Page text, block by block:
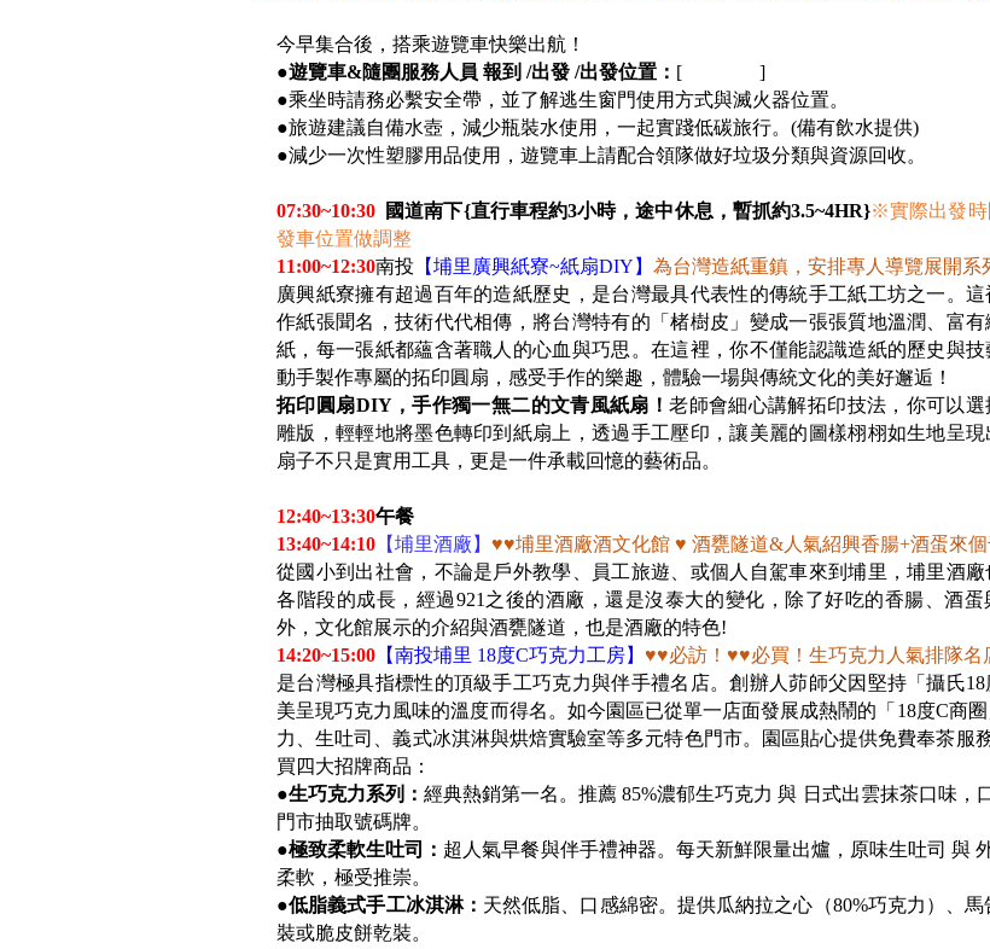
今早集合後，搭乘遊覽車快樂出航！
●遊覽車&隨團服務人員 報到 /出發 /出發位置： [ ]
●乘坐時請務必繫安全帶，並了解逃生窗門使用方式與滅火器位置。
●旅遊建議自備水壺，減少瓶裝水使用，一起實踐低碳旅行。(備有飲水提供)
●減少一次性塑膠用品使用，遊覽車上請配合領隊做好垃圾分類與資源回收。
07:30~10:30 國道南下{直行車程約3小時，途中休息，暫抓約3.5~4HR}※實際出發
發車位置做調整
11:00~12:30南投 【埔里廣興紙寮~紙扇DIY】 為台灣造紙重鎮，安排專人導覽展開系
廣興紙寮擁有超過百年的造紙歷史，是台灣最具代表性的傳統手工紙工坊之一。
作紙張聞名，技術代代相傳，將台灣特有的「楮樹皮」變成一張張質地溫潤、富
紙，每一張紙都蘊含著職人的心血與巧思。在這裡，你不僅能認識造紙的歷史與技
動手製作專屬的拓印圓扇，感受手作的樂趣，體驗一場與傳統文化的美好邂逅！
拓印圓扇DIY，手作獨一無二的文青風紙扇！老師會細心講解拓印技法，你可以選
雕版，輕輕地將墨色轉印到紙扇上，透過手工壓印，讓美麗的圖樣栩栩如生地呈
扇子不只是實用工具，更是一件承載回憶的藝術品。
12:40~13:30午餐
13:40~14:10 【埔里酒廠】 ♥♥埔里酒廠酒文化館 ♥ 酒甕隧道&人氣紹興香腸+酒蛋來
從國小到出社會，不論是戶外教學、員工旅遊、或個人自駕車來到埔里，埔里酒
各階段的成長，經過921之後的酒廠，還是沒泰大的變化，除了好吃的香腸、酒蛋
外，文化館展示的介紹與酒甕隧道，也是酒廠的特色!
14:20~15:00 【南投埔里 18度C巧克力工房】 ♥♥必訪！ ♥♥必買！生巧克力人氣排隊名
是台灣極具指標性的頂級手工巧克力與伴手禮名店。創辦人茆師父因堅持「攝氏
美呈現巧克力風味的溫度而得名。如今園區已從單一店面發展成熱鬧的「18度C商
力、生吐司、義式冰淇淋與烘焙實驗室等多元特色門市。園區貼心提供免費奉茶服
買四大招牌商品：
●生巧克力系列：經典熱銷第一名。推薦 85%濃郁生巧克力 與 日式出雲抹茶口味
門市抽取號碼牌。
●極致柔軟生吐司： 超人氣早餐與伴手禮神器。每天新鮮限量出爐，原味生吐司 與
柔軟，極受推崇。
●低脂義式手工冰淇淋： 天然低脂、口感綿密。提供瓜納拉之心（80%巧克力）、
裝或脆皮餅乾裝。